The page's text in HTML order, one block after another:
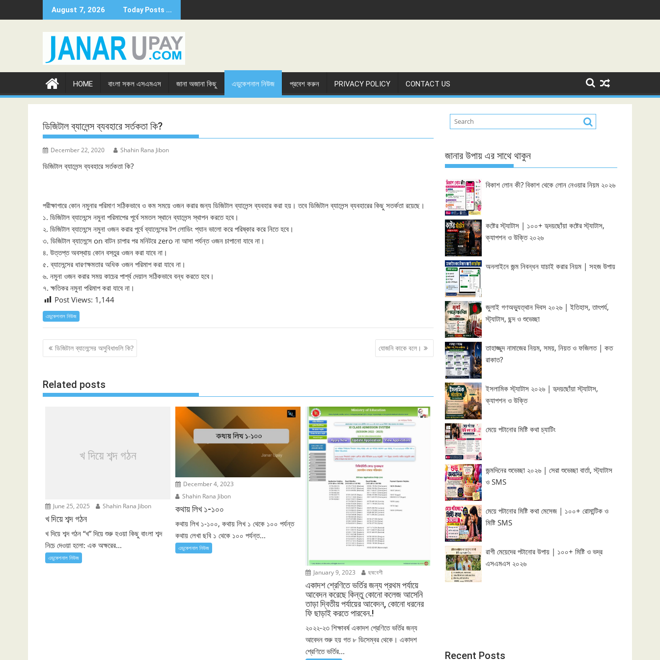
to
August 7, 2026 Today Posts ...
HOME বাংলা সকল এসএমএস জানা অজানা কিছু এডুকেশনাল নিউজ প্রবেশ করুন PRIVACY POLICY CONTACT US
ডিজিটাল ব্যালেন্স ব্যবহারে সর্তকতা কি?
December 22, 2020 Shahin Rana Jibon
ডিজিটাল ব্যালেন্স ব্যবহারে সর্তকতা কি?
পরীক্ষাগারে কোন নমুনার পরিমাণ সঠিকভাবে ও কম সময়ে ওজন করার জন্য ডিজিটাল ব্যালেন্স ব্যবহার করা হয়। তবে ডিজিটাল ব্যালেন্স ব্যবহারের কিছু সতর্কতা রয়েছে।
১. ডিজিটাল ব্যালেন্সে নমুনা পরিমাপের পূর্বে সমতল স্থানে ব্যালেন্স স্থাপন করতে হবে।
২. ডিজিটাল ব্যালেন্সে নমুনা ওজন করার পূর্বে ব্যালেন্সের টপ লোডিং প্যান ভালো করে পরিষ্কার করে নিতে হবে।
৩. ডিজিটাল ব্যালেন্সে on বাটন চাপার পর মনিটরে zero না আসা পর্যন্ত ওজন চাপানো যাবে না।
৪. উত্তপ্ত অবস্থায় কোন বস্তুর ওজন করা যাবে না।
৫. ব্যালেন্সের ধারণক্ষমতার অধিক ওজন পরিমাপ করা যাবে না।
৬. নমুনা ওজন করার সময় কাচের পার্শ্ব দেয়াল সঠিকভাবে বন্ধ করতে হবে।
৭. ক্ষতিকর নমুনা পরিমাপ করা যাবে না।
Post Views: 1,144
এডুকেশনাল নিউজ
Post
navigation
ডিজিটাল ব্যালেন্সের অসুবিধাগুলি কি? যোজনি কাকে বলে।
Related posts
খ দিয়ে শব্দ গঠন
June 25, 2025 Shahin Rana Jibon
খ দিয়ে শব্দ গঠন
খ দিয়ে শব্দ গঠন “খ” দিয়ে শুরু হওয়া কিছু বাংলা শব্দ
নিচে দেওয়া হলো: এক অক্ষরের...
এডুকেশনাল নিউজ
December 4, 2023
Shahin Rana Jibon
কথায় লিখ ১-১০০
কথায় লিখ ১-১০০, কথায় লিখ ১ থেকে ১০০ পর্যন্ত
কথায় লেখা ছবি ১ থেকে ১০০ পর্যন্ত...
এডুকেশনাল নিউজ
January 9, 2023 ছদ্মবেশী
একাদশ শ্রেণিতে ভর্তির জন্য প্রথম পর্যায়ে
আবেদন করেছে কিন্তু কোনো কলেজ আসেনি
তাড়া দ্বিতীয় পর্যায়ের আবেদন, কোনো ধরনের
ফি ছাড়াই করতে পারবেন.!
২০২২-২৩ শিক্ষাবর্ষ একাদশ শ্রেণিতে ভর্তির জন্য
আবেদন শুরু হয় গত ৮ ডিসেম্বর থেকে। একাদশ
শ্রেণিতে ভর্তির...
জানার উপায় এর সাথে থাকুন
বিকাশ লোন কী? বিকাশ থেকে লোন নেওয়ার নিয়ম ২০২৬
কষ্টের স্ট্যাটাস | ১০০+ হৃদয়ছোঁয়া কষ্টের স্ট্যাটাস,
ক্যাপশন ও উক্তি ২০২৬
অনলাইনে জন্ম নিবন্ধন যাচাই করার নিয়ম | সহজ উপায়
জুলাই গণঅভ্যুত্থান দিবস ২০২৬ | ইতিহাস, তাৎপর্য,
স্ট্যাটাস, ছন্দ ও শুভেচ্ছা
তাহাজ্জুদ নামাজের নিয়ম, সময়, নিয়ত ও ফজিলত | কত
রাকাত?
ইসলামিক স্ট্যাটাস ২০২৬ | হৃদয়ছোঁয়া স্ট্যাটাস,
ক্যাপশন ও উক্তি
মেয়ে পটানোর মিষ্টি কথা চ্যাটিং
জন্মদিনের শুভেচ্ছা ২০২৬ | সেরা শুভেচ্ছা বার্তা, স্ট্যাটাস
ও SMS
মেয়ে পটানোর মিষ্টি কথা মেসেজ | ১০০+ রোমান্টিক ও
মিষ্টি SMS
রাগী মেয়েদের পটানোর উপায় | ১০০+ মিষ্টি ও ভদ্র
এসএমএস ২০২৬
Recent Posts